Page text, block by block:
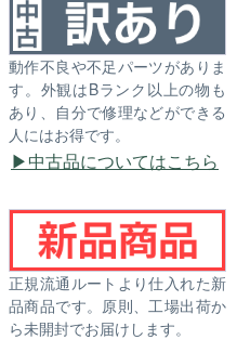
動作不良や不足パーツがありま
す。外観はBランク以上の物も
あり、自分で修理などができる
人にはお得です。
中古品についてはこちら
正規流通ルートより仕入れた新
品商品です。原則、工場出荷か
ら未開封でお届けします。